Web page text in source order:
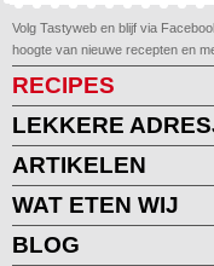
Volg Tastyweb en blijf via
hoogte van nieuwe recepten en
RECIPES
LEKKERE
ARTIKELEN
WAT ETEN WIJ
BLOG